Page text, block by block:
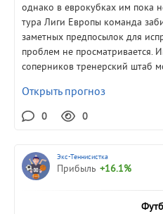
однако в еврокубках им пока
тура Лиги Европы команда
заметных предпосылок для
проблем не просматривается.
соперников тренерский штаб
Открыть прогноз
0 0
Экс-Теннисистка
Прибыль +16.1%